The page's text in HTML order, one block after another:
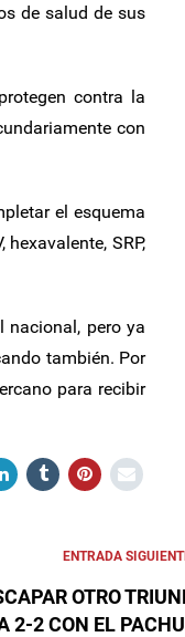
de salud de sus
contra la
con
el esquema
SRP,
nacional, pero ya
también. Por
para recibir
ENTRADA
OTRO
2-2 CON EL